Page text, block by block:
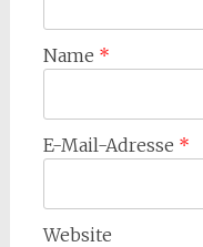
Name *
E-Mail-Adresse *
Website